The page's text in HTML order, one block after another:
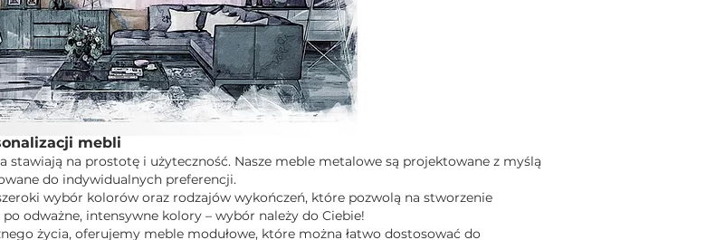
mebli
stawiają na prostotę i użyteczność. Nasze meble metalowe są projektowane z myślą
do indywidualnych preferencji.
wybór kolorów oraz rodzajów wykończeń, które pozwolą na stworzenie
odważne, intensywne kolory – wybór należy do Ciebie!
życia, oferujemy meble modułowe, które można łatwo dostosować do